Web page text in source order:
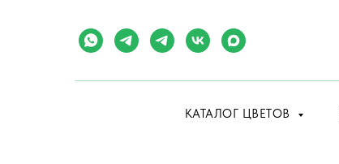
КАТАЛОГ ЦВЕТОВ